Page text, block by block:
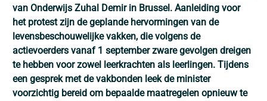
van Onderwijs Zuhal Demirin Brussel. Aanleiding voor
het protest zijn de geplande hervormingen van de
levensbeschouwelijke vakken, die volgens de
actievoerders vanaf 1 september zware gevolgen dreigen
te hebben voor zowel leerkrachten als leerlingen. Tijdens
een gesprek met de vakbonden leek de minister
voorzichtig bereid om bepaalde maatregelen opnieuw te